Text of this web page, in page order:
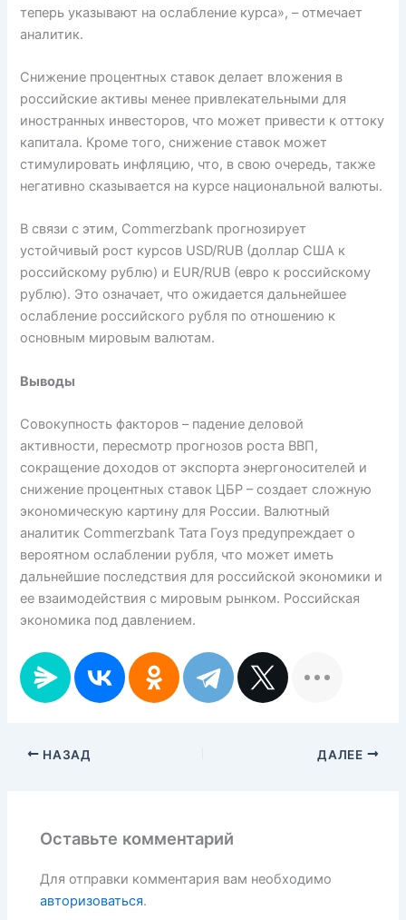
теперь указывают на ослабление курса», – отмечает
аналитик.
Снижение процентных ставок делает вложения в
российские активы менее привлекательными для
иностранных инвесторов, что может привести к оттоку
капитала. Кроме того, снижение ставок может
стимулировать инфляцию, что, в свою очередь, также
негативно сказывается на курсе национальной валюты.
В связи с этим, Commerzbank прогнозирует
устойчивый рост курсов USD/RUB (доллар США к
российскому рублю) и EUR/RUB (евро к российскому
рублю). Это означает, что ожидается дальнейшее
ослабление российского рубля по отношению к
основным мировым валютам.
Выводы
Совокупность факторов – падение деловой
активности, пересмотр прогнозов роста ВВП,
сокращение доходов от экспорта энергоносителей и
снижение процентных ставок ЦБР – создает сложную
экономическую картину для России. Валютный
аналитик Commerzbank Тата Гоуз предупреждает о
вероятном ослаблении рубля, что может иметь
дальнейшие последствия для российской экономики и
ее взаимодействия с мировым рынком. Российская
экономика под давлением.
НАЗАД ДАЛЕЕ
Оставьте комментарий
Для отправки комментария вам необходимо
авторизоваться.